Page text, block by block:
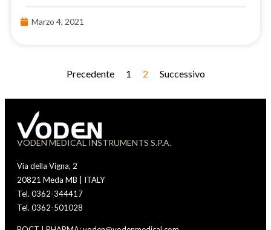
Marzo 4, 2021
Precedente 1 2 Successivo
VODEN MEDICAL INSTRUMENTS S.P.A.
Via della Vigna, 2
20821 Meda MB | ITALY
Tel. 0362-344417
Tel. 0362-501028